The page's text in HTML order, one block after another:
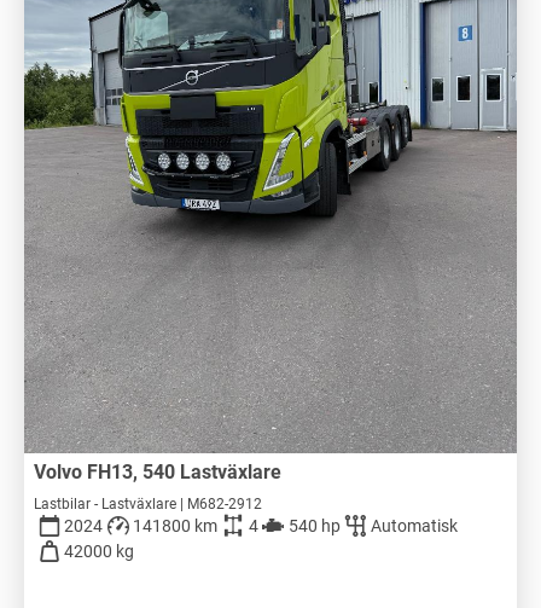
Volvo FH13, 540 Lastväxlare
Lastbilar - Lastväxlare | M682-2912
2024 141800 km 4 540 hp
Automatisk
42000 kg